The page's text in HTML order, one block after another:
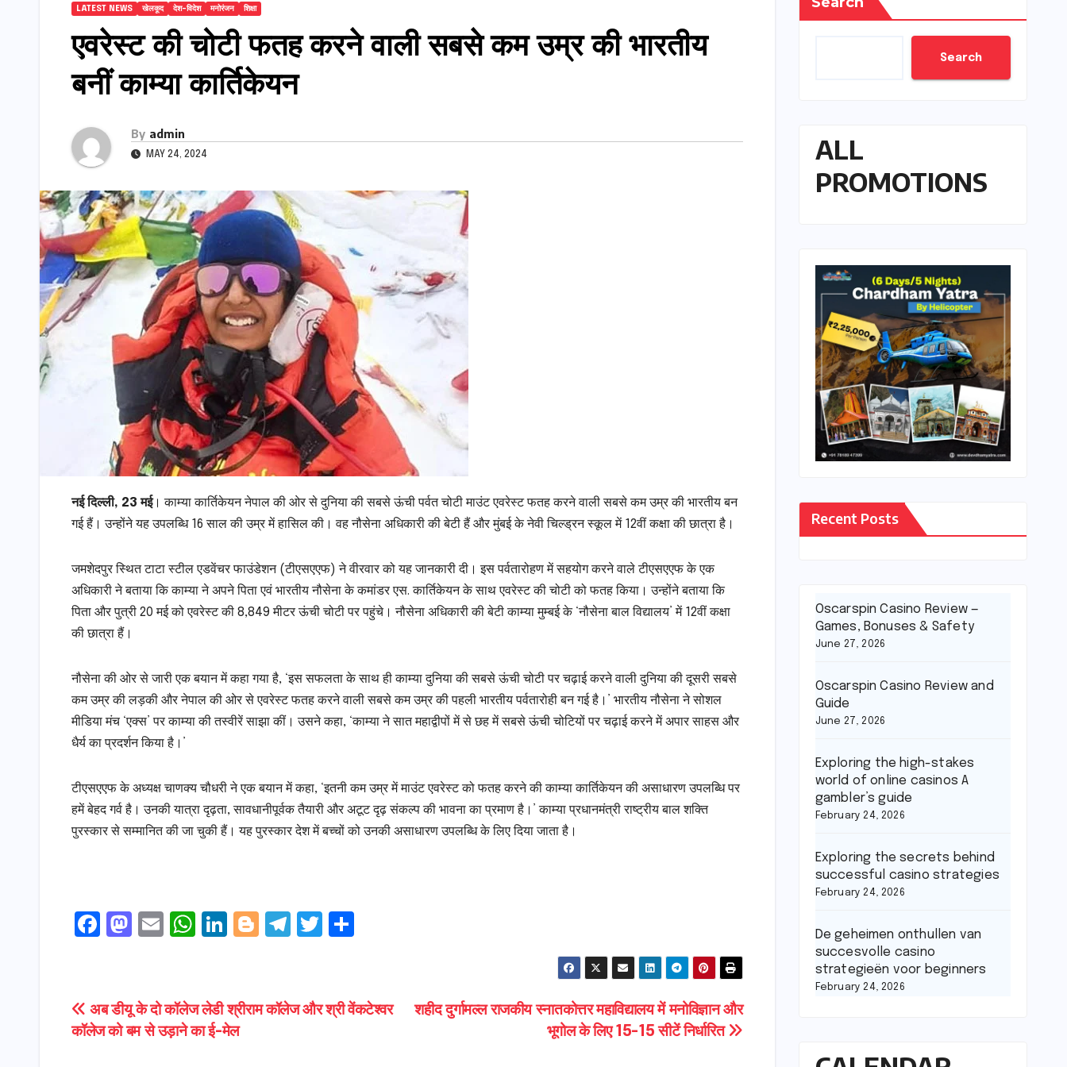
LATEST NEWS खेलकूद देश-विदेश मनोरंजन शिक्षा
एवरेस्ट की चोटी फतह करने वाली सबसे कम उम्र की भारतीय
बनीं काम्या कार्तिकेयन
By admin
MAY 24, 2024
नई दिल्ली, 23 मई। काम्या कार्तिकेयन नेपाल की ओर से दुनिया की सबसे ऊंची पर्वत चोटी माउंट एवरेस्ट फतह करने वाली सबसे कम उम्र की भारतीय बन
गई हैं। उन्होंने यह उपलब्धि 16 साल की उम्र में हासिल की। वह नौसेना अधिकारी की बेटी हैं और मुंबई के नेवी चिल्ड्रन स्कूल में 12वीं कक्षा की छात्रा है।
जमशेदपुर स्थित टाटा स्टील एडवेंचर फाउंडेशन (टीएसएएफ) ने वीरवार को यह जानकारी दी। इस पर्वतारोहण में सहयोग करने वाले टीएसएएफ के एक
अधिकारी ने बताया कि काम्या ने अपने पिता एवं भारतीय नौसेना के कमांडर एस. कार्तिकेयन के साथ एवरेस्ट की चोटी को फतह किया। उन्होंने बताया कि
पिता और पुत्री 20 मई को एवरेस्ट की 8,849 मीटर ऊंची चोटी पर पहुंचे। नौसेना अधिकारी की बेटी काम्या मुम्बई के ‘नौसेना बाल विद्यालय’ में 12वीं कक्षा
की छात्रा हैं।
नौसेना की ओर से जारी एक बयान में कहा गया है, ‘इस सफलता के साथ ही काम्या दुनिया की सबसे ऊंची चोटी पर चढ़ाई करने वाली दुनिया की दूसरी सबसे
कम उम्र की लड़की और नेपाल की ओर से एवरेस्ट फतह करने वाली सबसे कम उम्र की पहली भारतीय पर्वतारोही बन गई है।’ भारतीय नौसेना ने सोशल
मीडिया मंच ‘एक्स’ पर काम्या की तस्वीरें साझा कीं। उसने कहा, ‘काम्या ने सात महाद्वीपों में से छह में सबसे ऊंची चोटियों पर चढ़ाई करने में अपार साहस और
धैर्य का प्रदर्शन किया है।’
टीएसएएफ के अध्यक्ष चाणक्य चौधरी ने एक बयान में कहा, ‘इतनी कम उम्र में माउंट एवरेस्ट को फतह करने की काम्या कार्तिकेयन की असाधारण उपलब्धि पर
हमें बेहद गर्व है। उनकी यात्रा दृढ़ता, सावधानीपूर्वक तैयारी और अटूट दृढ़ संकल्प की भावना का प्रमाण है।’ काम्या प्रधानमंत्री राष्ट्रीय बाल शक्ति
पुरस्कार से सम्मानित की जा चुकी हैं। यह पुरस्कार देश में बच्चों को उनकी असाधारण उपलब्धि के लिए दिया जाता है।
F
e
b
M
t
o
E
l
W
ts
A
Li
e
dI
Bl
g
T
gr
T
t
e
e
Post
navigation
शहीद दुर्गामल्ल राजकीय स्नातकोत्तर महाविद्यालय में मनोविज्ञान और
भूगोल के लिए 15-15 सीटें निर्धारित
अब डीयू के दो कॉलेज लेडी श्रीराम कॉलेज और श्री वेंकटेश्वर
कॉलेज को बम से उड़ाने का ई-मेल
Search
ALL
PROMOTIONS
Recent Posts
Oscarspin Casino Review —
Games, Bonuses & Safety
June 27, 2026
Oscarspin Casino Review and
Guide
June 27, 2026
Exploring the high-stakes
world of online casinos A
gambler’s guide
February 24, 2026
Exploring the secrets behind
successful casino strategies
February 24, 2026
De geheimen onthullen van
succesvolle casino
strategieën voor beginners
February 24, 2026